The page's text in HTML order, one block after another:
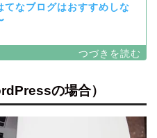
てなブログはおすすめしな
の場合）